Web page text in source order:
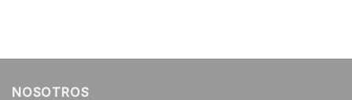
NOSOTROS